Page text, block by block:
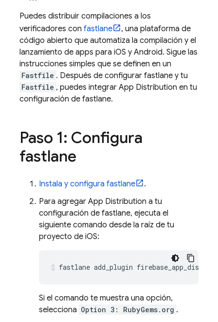
Puedes distribuir compilaciones a los
verificadores con fastlane
, una plataforma de
código abierto que automatiza la compilación y el
lanzamiento de apps para iOS y Android. Sigue las
instrucciones simples que se definen en un
Fastfile . Después de configurar fastlane y tu
Fastfile , puedes integrar App Distribution en tu
configuración de fastlane.
Paso 1: Configura
fastlane
Instala y configura fastlane
.
Para agregar App Distribution a tu
configuración de fastlane, ejecuta el
siguiente comando desde la raíz de tu
proyecto de iOS:
fastlane add_plugin
Si el comando te muestra una opción,
selecciona Option 3: RubyGems.org .